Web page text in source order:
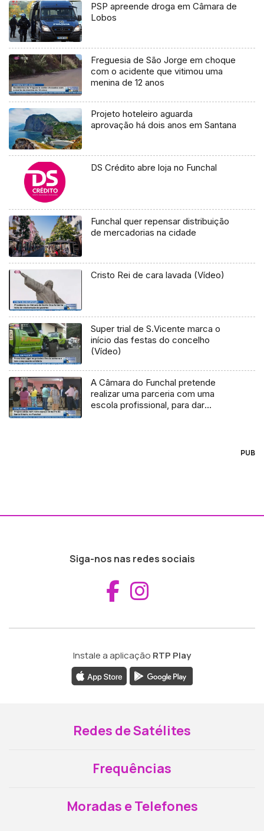
PSP apreende droga em Câmara de
Lobos
Freguesia de São Jorge em choque
com o acidente que vitimou uma
menina de 12 anos
Projeto hoteleiro aguarda
aprovação há dois anos em Santana
DS Crédito abre loja no Funchal
Funchal quer repensar distribuição
de mercadorias na cidade
Cristo Rei de cara lavada (Vídeo)
Super trial de S.Vicente marca o
início das festas do concelho
(Vídeo)
A Câmara do Funchal pretende
realizar uma parceria com uma
escola profissional, para dar
PUB
Siga-nos nas redes sociais
Aceder ao
Instale a aplicação RTP Play
Redes de Satélites
Frequências
Moradas e Telefones